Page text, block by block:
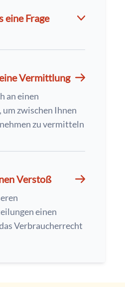
eine Frage
Vermittlung
an einen
zwischen Ihnen
zu vermitteln
Verstoß
einen
Verbraucherrecht